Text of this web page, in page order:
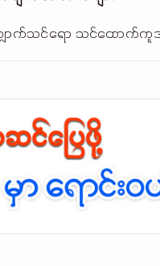
က်သင်ရော သင်ထောက်ကူအ